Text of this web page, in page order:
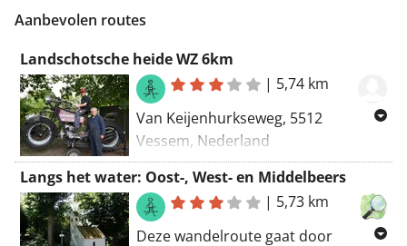
Aanbevolen routes
Landschotsche heide WZ 6km
| 5,74 km
Van Keijenhurkseweg, 5512
Vessem, Nederland
Naar Keijenhurkseweg, 5512NP
Vessem, Nederland
Routering Wandel - mooiste
Langs het water: Oost-, West- en Middelbeers
| 5,73 km
Deze wandelroute gaat door